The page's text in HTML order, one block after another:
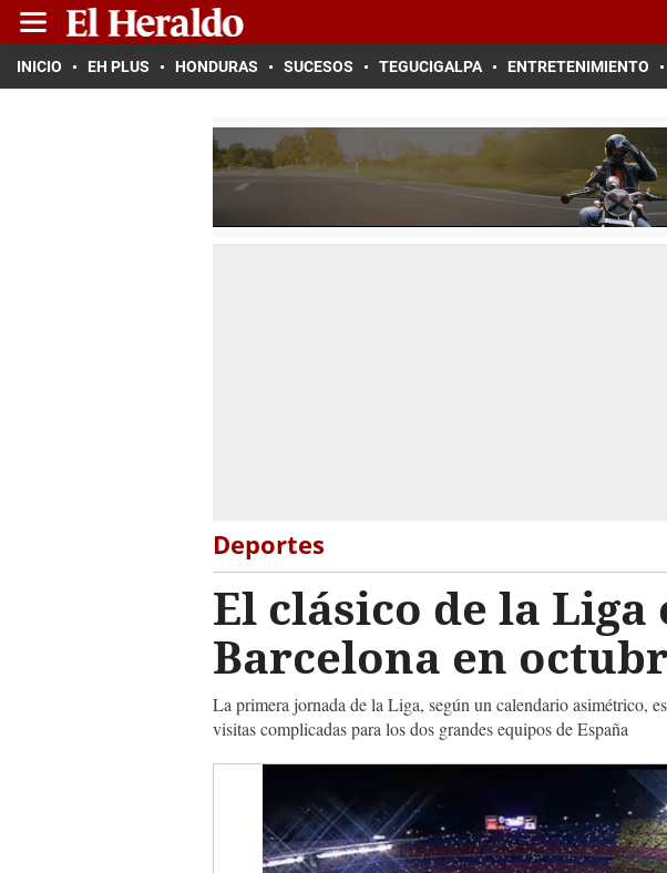
INICIO EH PLUS HONDURAS SUCESOS TEGUCIGALPA ENTRETENIMIENTO
Deportes
El clásico de la
Barcelona en
La primera jornada de la Liga, según un calendario asimétrico,
visitas complicadas para los dos grandes equipos de España